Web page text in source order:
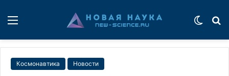
Космонавтика Новости